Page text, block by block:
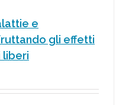
e
gli effetti
liberi